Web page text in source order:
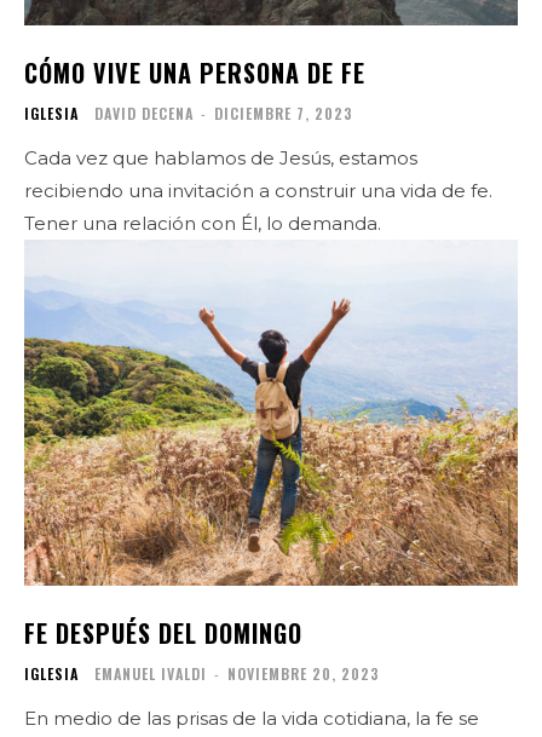
CÓMO VIVE UNA PERSONA DE FE
IGLESIA DAVID DECENA - DICIEMBRE 7, 2023
Cada vez que hablamos de Jesús, estamos
recibiendo una invitación a construir una vida de fe.
Tener una relación con Él, lo demanda.
FE DESPUÉS DEL DOMINGO
IGLESIA EMANUEL IVALDI - NOVIEMBRE 20, 2023
En medio de las prisas de la vida cotidiana, la fe se